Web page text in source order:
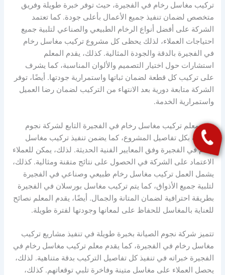
تركيب مغاسل رخام في الفجيرة، حيث توفر خبرة طويلة وفريق
متخصص لضمان تنفيذ جميع الأعمال بأعلى جودة. كما تعتمد
الشركة على أفضل أنواع الرخام الطبيعي والصناعي لتلبية جميع
احتياجات العملاء، لذلك يحظى كل مشروع تركيب مغاسل رخام
في الفجيرة بالدقة والجودة المثالية. كذلك، يقدم المعلم
استشارات حول اختيار التصميم والألوان المناسبة، كما يشرف
على تركيب كل قطعة لضمان ثباتها واستمرارية جودتها. أيضًا، توفر
الشركة متابعة دورية بعد الانتهاء من التركيب لضمان رضا العميل
واستمرارية الخدمة.
يهتم معلم تركيب مغاسل رخام في الفجيرة التابع لشركة نجوم
الصيانة بكل تفاصيل المشروع، كما يضمن تنفيذ تركيب مغاسل
رخام في الفجيرة وفق المعايير الفنية الحديثة. لذلك، يمكن للعملاء
الاعتماد على الشركة في الحصول على نتائج متقنة ومثالية. كذلك،
يشمل العمل تركيب مغاسل رخام طبيعي وصناعي في الفجيرة
لتلبية جميع الأذواق، كما يتم تركيب مغاسل بورسلان في الفجيرة
بطريقة احترافية لضمان المتانة والجمال. أيضًا، يقدم المعلم نصائح
للعناية بالمغاسل للحفاظ على لمعانها وجودتها لفترة طويلة.
تتميز شركة نجوم الصيانة بخبرة طويلة في تنفيذ مشاريع تركيب
مغاسل رخام في الفجيرة، كما يقدم معلم تركيب مغاسل رخام في
الفجيرة خبراته في تنفيذ كل تفاصيل التركيب بدقة متناهية. لذلك،
يحصل العملاء على مغاسل متينة وفاخرة تلبي توقعاتهم. كذلك،